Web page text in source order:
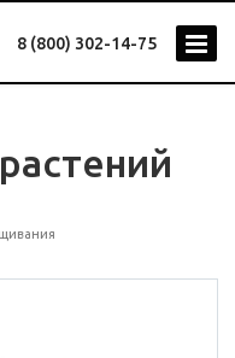
8 (800) 302-14-75